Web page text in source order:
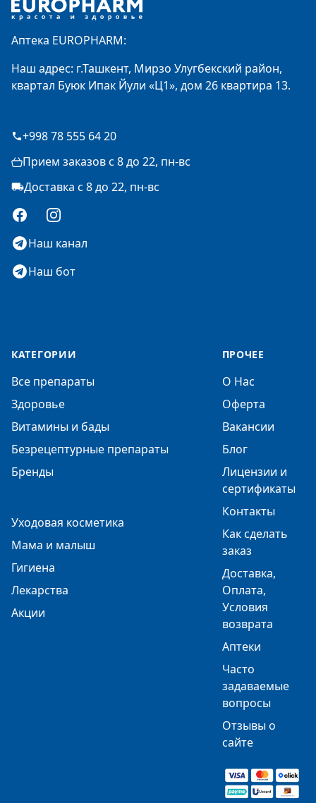
Аптека EUROPHARM:
Наш адрес: г.Ташкент, Мирзо Улугбекский район,
квартал Буюк Ипак Йули «Ц1», дом 26 квартира 13.
+998 78 555 64 20
Прием заказов с 8 до 22, пн-вс
Доставка с 8 до 22, пн-вс
FacebookInstagram
Наш канал
Наш бот
КАТЕГОРИИ
Все препараты
Здоровье
Витамины и бады
Безрецептурные препараты
Бренды
Уходовая косметика
Мама и малыш
Гигиена
Лекарства
Акции
ПРОЧЕЕ
О Нас
Оферта
Вакансии
Блог
Лицензии и
сертификаты
Контакты
Как сделать
заказ
Доставка,
Оплата,
Условия
возврата
Аптеки
Часто
задаваемые
вопросы
Отзывы о
сайте